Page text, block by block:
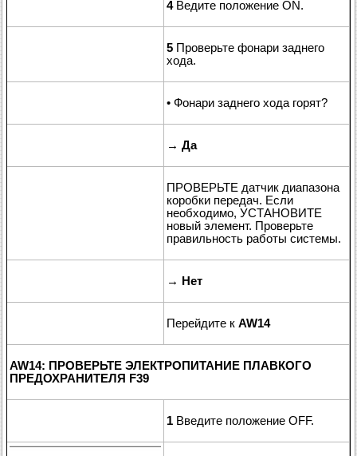
4 Ведите положение ON.
5 Проверьте фонари заднего
хода.
• Фонари заднего хода горят?
→ Да
ПРОВЕРЬТЕ датчик диапазона
коробки передач. Если
необходимо, УСТАНОВИТЕ
новый элемент. Проверьте
правильность работы системы.
→ Нет
Перейдите к AW14
AW14: ПРОВЕРЬТЕ ЭЛЕКТРОПИТАНИЕ ПЛАВКОГО
ПРЕДОХРАНИТЕЛЯ F39
1 Введите положение OFF.